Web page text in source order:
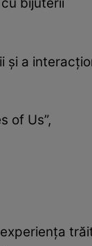
și a
of Us”,